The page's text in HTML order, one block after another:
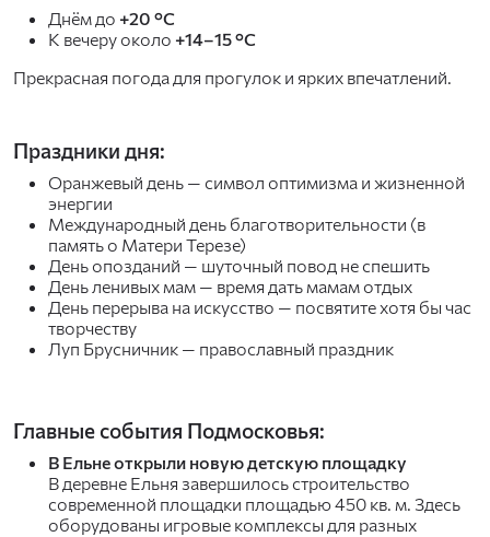
Днём до +20 °C
К вечеру около +14–15 °C
Прекрасная погода для прогулок и ярких впечатлений.
Праздники дня:
Оранжевый день — символ оптимизма и жизненной
энергии
Международный день благотворительности (в
память о Матери Терезе)
День опозданий — шуточный повод не спешить
День ленивых мам — время дать мамам отдых
День перерыва на искусство — посвятите хотя бы час
творчеству
Луп Брусничник — православный праздник
Главные события Подмосковья:
В Ельне открыли новую детскую площадку
В деревне Ельня завершилось строительство
современной площадки площадью 450 кв. м. Здесь
оборудованы игровые комплексы для разных